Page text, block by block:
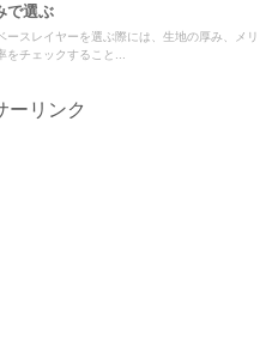
で選ぶ
ースレイヤーを選ぶ際には、生地の厚み、メリ
をチェックすること...
ーリンク